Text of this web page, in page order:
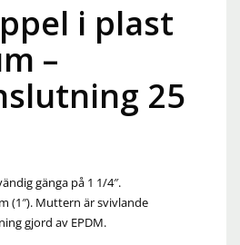
i plast
–
25
gänga på 1 1/4″.
(1″). Muttern är svivlande
gjord av EPDM.